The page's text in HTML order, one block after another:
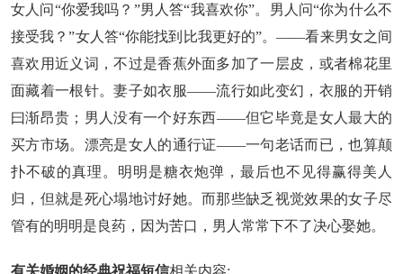
女人问“你爱我吗？”男人答“我喜欢你”。男人问“你为什么不
接受我？”女人答“你能找到比我更好的”。——看来男女之间
喜欢用近义词，不过是香蕉外面多加了一层皮，或者棉花里
面藏着一根针。妻子如衣服——流行如此变幻，衣服的开销
曰渐昂贵；男人没有一个好东西——但它毕竟是女人最大的
买方市场。漂亮是女人的通行证——一句老话而已，也算颠
扑不破的真理。明明是糖衣炮弹，最后也不见得赢得美人
归，但就是死心塌地讨好她。而那些缺乏视觉效果的女子尽
管有的明明是良药，因为苦口，男人常常下不了决心娶她。
有关婚姻的经典祝福短信相关内容: